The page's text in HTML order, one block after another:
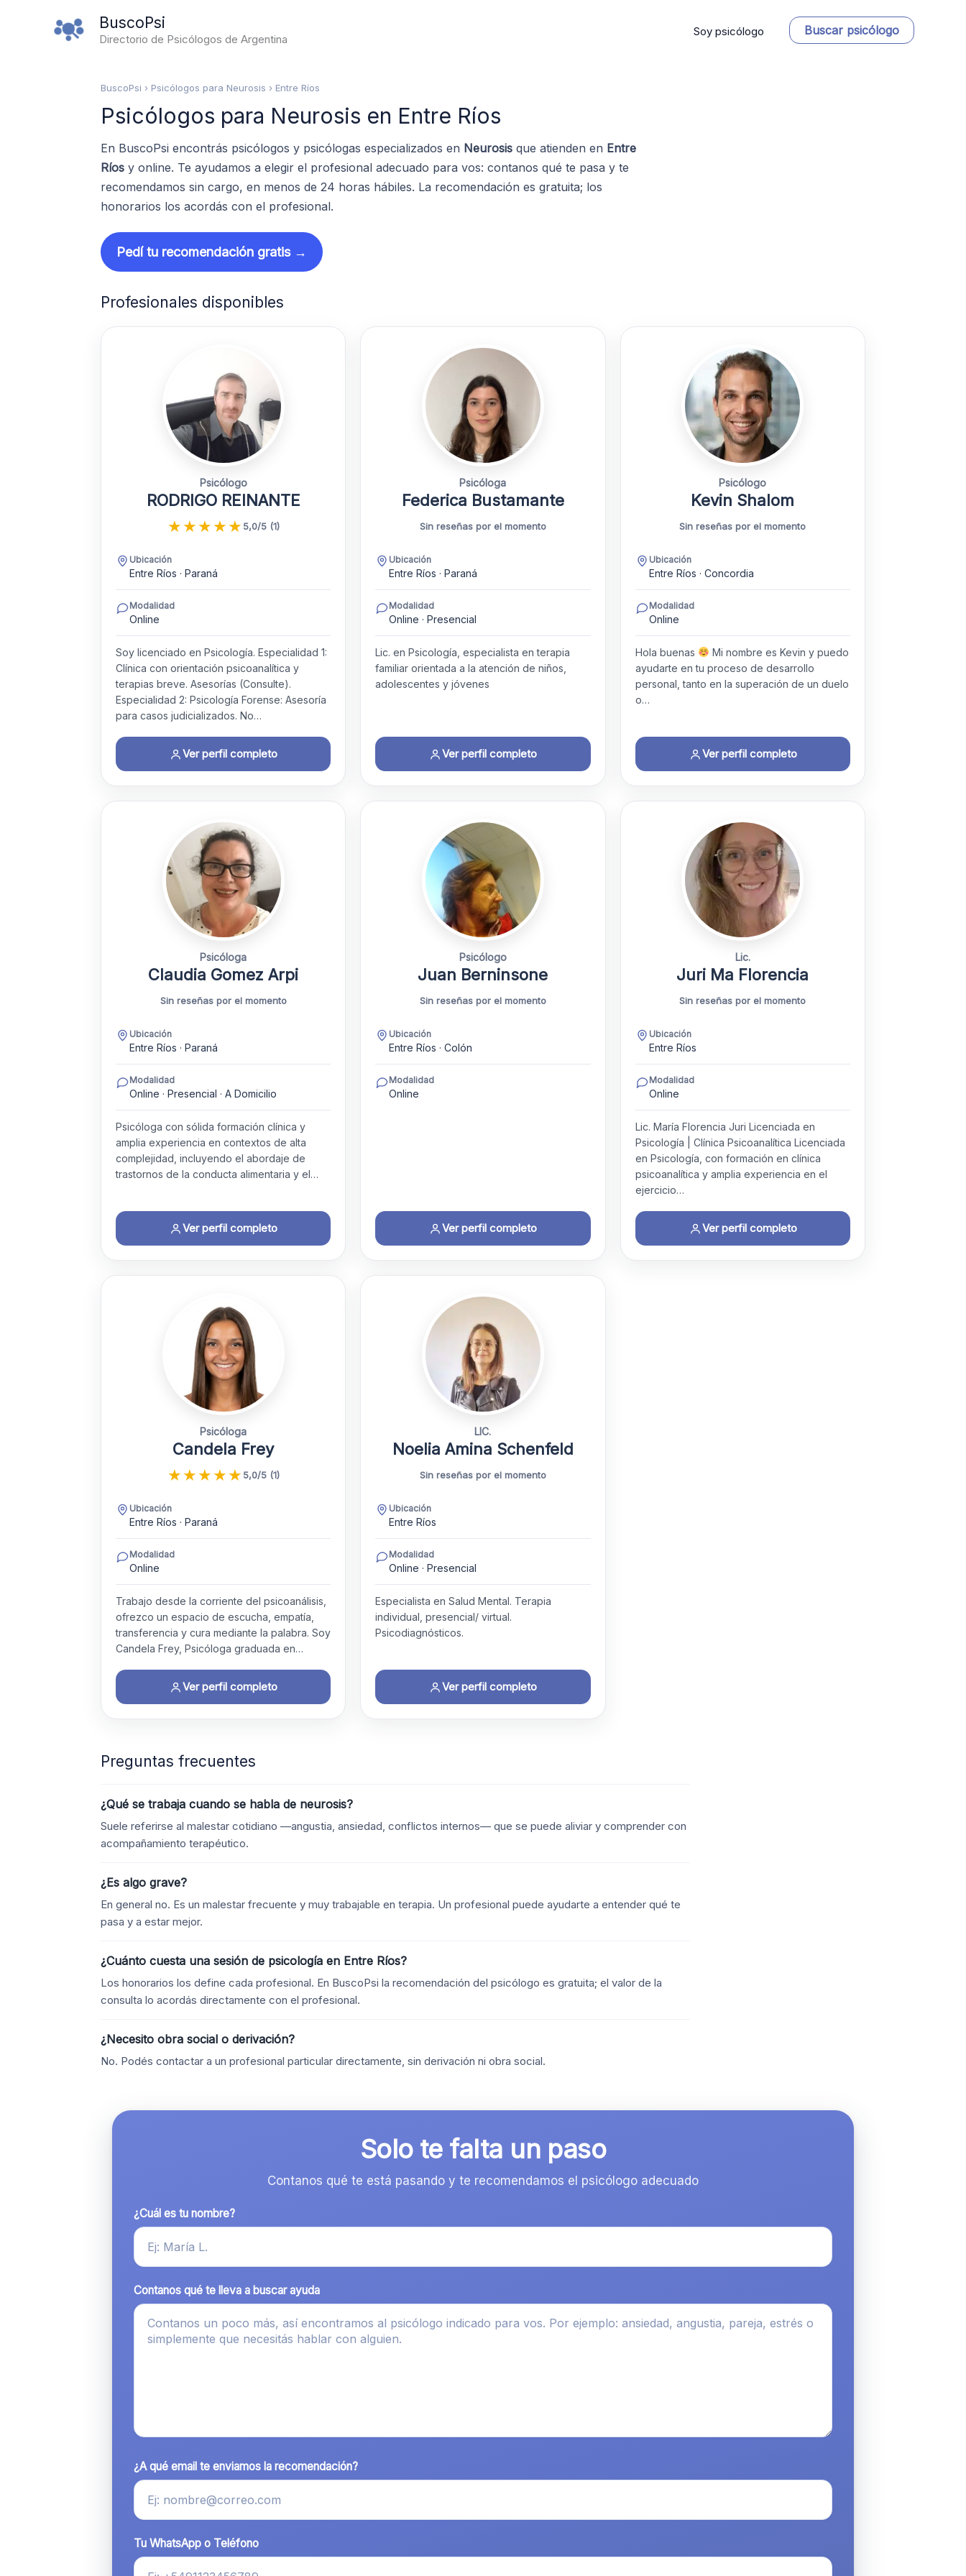
BuscoPsi
Directorio de Psicólogos de Argentina
Soy psicólogo Buscar psicólogo
BuscoPsi › Psicólogos para Neurosis › Entre Ríos
Psicólogos para Neurosis en Entre Ríos
En BuscoPsi encontrás psicólogos y psicólogas especializados en Neurosis que atienden en Entre
Ríos y online. Te ayudamos a elegir el profesional adecuado para vos: contanos qué te pasa y te
recomendamos sin cargo, en menos de 24 horas hábiles. La recomendación es gratuita; los
honorarios los acordás con el profesional.
Pedí tu recomendación gratis →
Profesionales disponibles
Psicólogo
RODRIGO REINANTE
★★★★★ 5,0/5 (1)
Ubicación
Entre Ríos · Paraná
Modalidad
Online
Soy licenciado en Psicología. Especialidad 1:
Clínica con orientación psicoanalítica y
terapias breve. Asesorías (Consulte).
Especialidad 2: Psicología Forense: Asesoría
para casos judicializados. No…
Ver perfil completo
Psicóloga
Federica Bustamante
Sin reseñas por el momento
Ubicación
Entre Ríos · Paraná
Modalidad
Online · Presencial
Lic. en Psicología, especialista en terapia
familiar orientada a la atención de niños,
adolescentes y jóvenes
Ver perfil completo
Psicólogo
Kevin Shalom
Sin reseñas por el momento
Ubicación
Entre Ríos · Concordia
Modalidad
Online
Hola buenas
​ Mi nombre es Kevin y puedo
ayudarte en tu proceso de desarrollo
personal, tanto en la superación de un duelo
o…
Ver perfil completo
Psicóloga
Claudia Gomez Arpi
Sin reseñas por el momento
Ubicación
Entre Ríos · Paraná
Modalidad
Online · Presencial · A Domicilio
Psicóloga con sólida formación clínica y
amplia experiencia en contextos de alta
complejidad, incluyendo el abordaje de
trastornos de la conducta alimentaria y el…
Ver perfil completo
Psicólogo
Juan Berninsone
Sin reseñas por el momento
Ubicación
Entre Ríos · Colón
Modalidad
Online
Ver perfil completo
Lic.
Juri Ma Florencia
Sin reseñas por el momento
Ubicación
Entre Ríos
Modalidad
Online
Lic. María Florencia Juri Licenciada en
Psicología | Clínica Psicoanalítica Licenciada
en Psicología, con formación en clínica
psicoanalítica y amplia experiencia en el
ejercicio…
Ver perfil completo
Psicóloga
Candela Frey
★★★★★ 5,0/5 (1)
Ubicación
Entre Ríos · Paraná
Modalidad
Online
Trabajo desde la corriente del psicoanálisis,
ofrezco un espacio de escucha, empatía,
transferencia y cura mediante la palabra. Soy
Candela Frey, Psicóloga graduada en…
Ver perfil completo
LIC.
Noelia Amina Schenfeld
Sin reseñas por el momento
Ubicación
Entre Ríos
Modalidad
Online · Presencial
Especialista en Salud Mental. Terapia
individual, presencial/ virtual.
Psicodiagnósticos.
Ver perfil completo
Preguntas frecuentes
¿Qué se trabaja cuando se habla de neurosis?
Suele referirse al malestar cotidiano —angustia, ansiedad, conflictos internos— que se puede aliviar y comprender con
acompañamiento terapéutico.
¿Es algo grave?
En general no. Es un malestar frecuente y muy trabajable en terapia. Un profesional puede ayudarte a entender qué te
pasa y a estar mejor.
¿Cuánto cuesta una sesión de psicología en Entre Ríos?
Los honorarios los define cada profesional. En BuscoPsi la recomendación del psicólogo es gratuita; el valor de la
consulta lo acordás directamente con el profesional.
¿Necesito obra social o derivación?
No. Podés contactar a un profesional particular directamente, sin derivación ni obra social.
Solo te falta un paso
Contanos qué te está pasando y te recomendamos el psicólogo adecuado
¿Cuál es tu nombre?
Contanos qué te lleva a buscar ayuda
¿A qué email te enviamos la recomendación?
Tu WhatsApp o Teléfono